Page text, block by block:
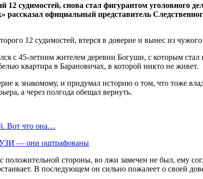
судимостей, снова стал фигурантом уголовного
официальный представитель
с 45-летним жителем деревни Богуши, с которым
квартира в Барановичах, в которой никто не живет.
к знакомому, и придумал историю о том, что тоже
а через полгода обещал вернуть.
Вот что она…
УЗИ — они оштрафованы
положительной стороны, во лжи замечен не был, ему
В последующем он сильно пожалеет о своей